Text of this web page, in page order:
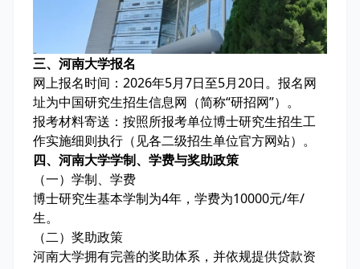
三、河南大学报名
网上报名时间：2026年5月7日至5月20日。报名网
址为中国研究生招生信息网（简称“研招网”）。
报考材料寄送：按照所报考单位博士研究生招生工
作实施细则执行（见各二级招生单位官方网站）。
四、河南大学学制、学费与奖助政策
（一）学制、学费
博士研究生基本学制为4年，学费为10000元/年/
生。
（二）奖助政策
河南大学拥有完善的奖助体系，并依规提供贷款资